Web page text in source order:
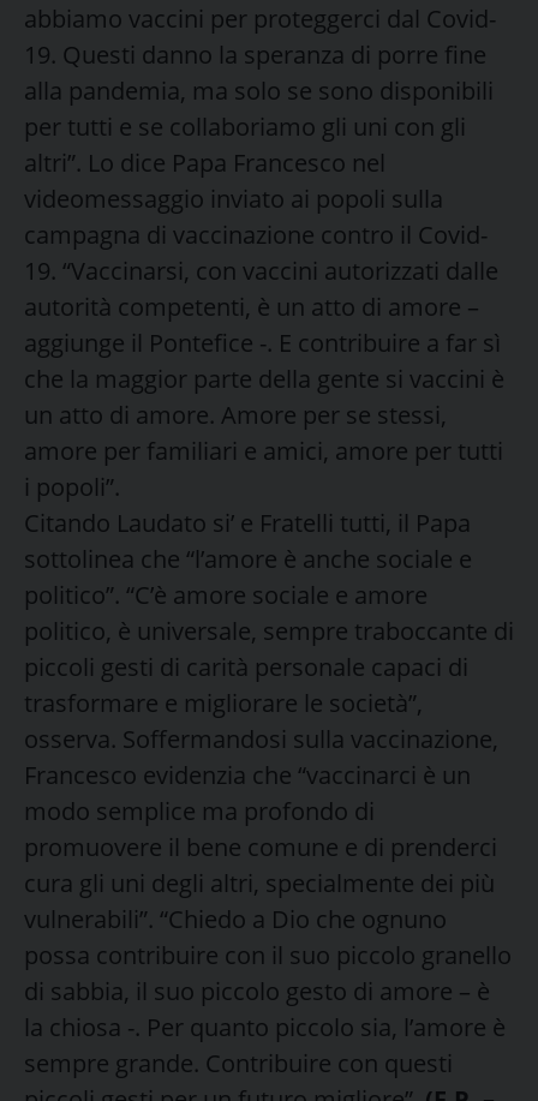
abbiamo vaccini per proteggerci dal Covid-
19. Questi danno la speranza di porre fine
alla pandemia, ma solo se sono disponibili
per tutti e se collaboriamo gli uni con gli
altri”. Lo dice Papa Francesco nel
videomessaggio inviato ai popoli sulla
campagna di vaccinazione contro il Covid-
19. “Vaccinarsi, con vaccini autorizzati dalle
autorità competenti, è un atto di amore –
aggiunge il Pontefice -. E contribuire a far sì
che la maggior parte della gente si vaccini è
un atto di amore. Amore per se stessi,
amore per familiari e amici, amore per tutti
i popoli”.
Citando Laudato si’ e Fratelli tutti, il Papa
sottolinea che “l’amore è anche sociale e
politico”. “C’è amore sociale e amore
politico, è universale, sempre traboccante di
piccoli gesti di carità personale capaci di
trasformare e migliorare le società”,
osserva. Soffermandosi sulla vaccinazione,
Francesco evidenzia che “vaccinarci è un
modo semplice ma profondo di
promuovere il bene comune e di prenderci
cura gli uni degli altri, specialmente dei più
vulnerabili”. “Chiedo a Dio che ognuno
possa contribuire con il suo piccolo granello
di sabbia, il suo piccolo gesto di amore – è
la chiosa -. Per quanto piccolo sia, l’amore è
sempre grande. Contribuire con questi